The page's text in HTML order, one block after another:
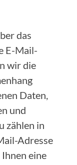
das
E-Mail-
wir die
Daten,
und
zählen in
Adresse
eine